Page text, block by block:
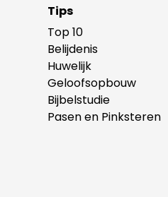
Tips
Top 10
Belijdenis
Huwelijk
Geloofsopbouw
Bijbelstudie
Pasen en Pinksteren